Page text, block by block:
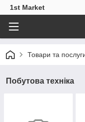
1st Market
Товари та
Побутова техніка